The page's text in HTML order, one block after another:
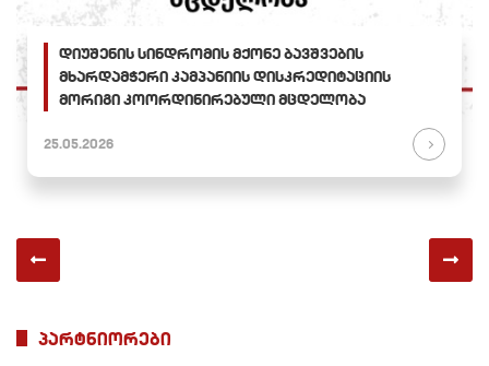
დიუშენის სინდრომის მქონე ბავშვების
მხარდამჭერი კამპანიის დისკრედიტაციის
მორიგი კოორდინირებული მცდელობა
25.05.2026
პარტნიორები